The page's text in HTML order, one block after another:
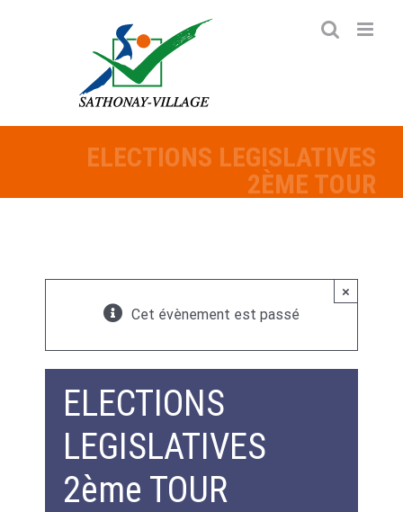
ELECTIONS LEGISLATIVES
2ÈME TOUR
×
Cet évènement est passé
ELECTIONS
LEGISLATIVES
2ème TOUR